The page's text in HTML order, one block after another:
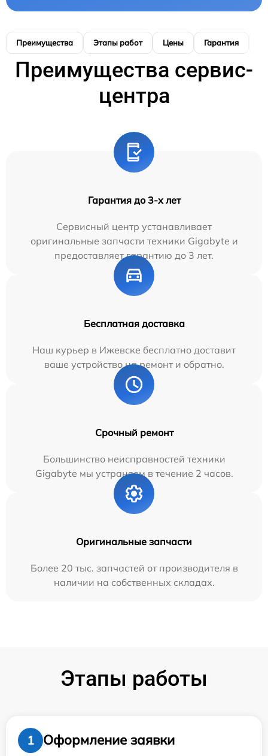
Преимущества Этапы работ Цены Гарантия
Преимущества сервис-
центра
Гарантия до 3-х лет
Сервисный центр устанавливает
оригинальные запчасти техники Gigabyte и
предоставляет гарантию до 3 лет.
Бесплатная доставка
Наш курьер в Ижевске бесплатно доставит
ваше устройство на ремонт и обратно.
Срочный ремонт
Большинство неисправностей техники
Gigabyte мы устраняем в течение 2 часов.
Оригинальные запчасти
Более 20 тыс. запчастей от производителя в
наличии на собственных складах.
Этапы работы
1
Оформление заявки